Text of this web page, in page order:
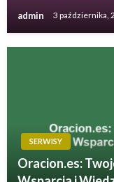
admin 3 października,
SERWISY
Oracion.es: